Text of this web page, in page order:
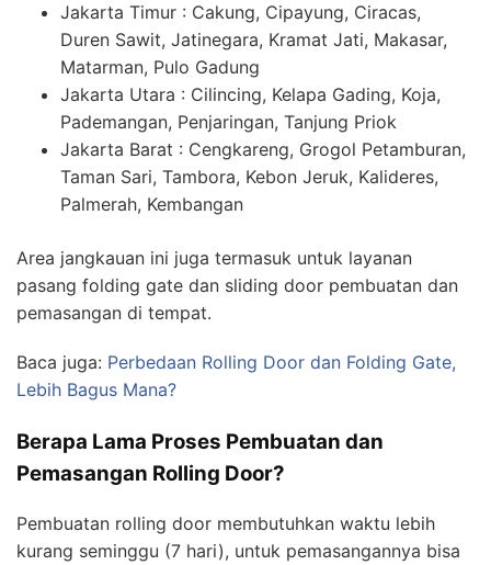
Jakarta Timur : Cakung, Cipayung, Ciracas,
Duren Sawit, Jatinegara, Kramat Jati, Makasar,
Matarman, Pulo Gadung
Jakarta Utara : Cilincing, Kelapa Gading, Koja,
Pademangan, Penjaringan, Tanjung Priok
Jakarta Barat : Cengkareng, Grogol Petamburan,
Taman Sari, Tambora, Kebon Jeruk, Kalideres,
Palmerah, Kembangan
Area jangkauan ini juga termasuk untuk layanan
pasang folding gate dan sliding door pembuatan dan
pemasangan di tempat.
Baca juga: Perbedaan Rolling Door dan Folding Gate,
Lebih Bagus Mana?
Berapa Lama Proses Pembuatan dan
Pemasangan Rolling Door?
Pembuatan rolling door membutuhkan waktu lebih
kurang seminggu (7 hari), untuk pemasangannya bisa